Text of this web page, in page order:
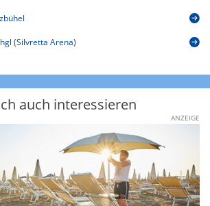
(Silvretta Arena)
auch interessieren
ANZEIGE